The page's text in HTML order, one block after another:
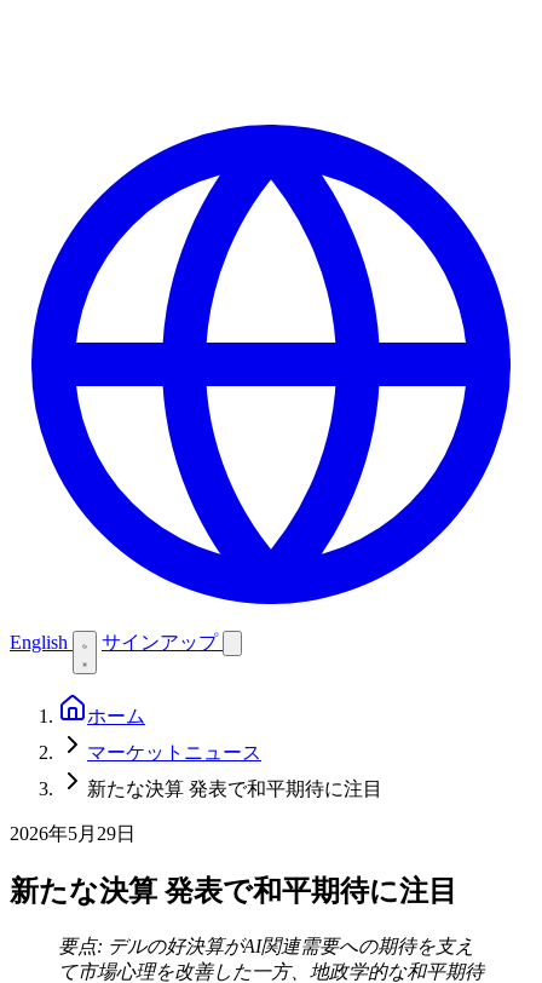
English サインアップ
ホーム
マーケットニュース
新たな決算 発表で和平期待に注目
2026年5月29日
新たな決算 発表で和平期待に注目
要点: デルの好決算がAI関連需要への期待を支え
て市場心理を改善した一方、地政学的な和平期待